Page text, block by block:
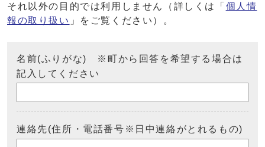
それ以外の目的では利用しません（詳しくは「 個人情
報の取り扱い 」をご覧ください）。
名前(ふりがな) ※町から回答を希望する場合は
記入してください
連絡先(住所・電話番号※日中連絡がとれるもの)